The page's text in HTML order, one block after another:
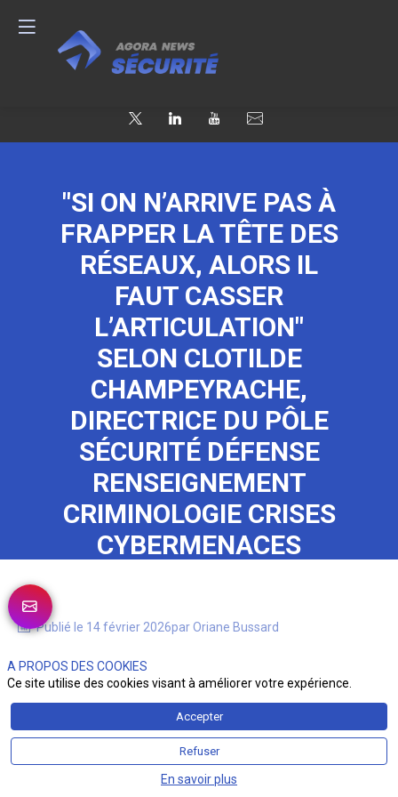
"SI ON N’ARRIVE PAS À
FRAPPER LA TÊTE DES
RÉSEAUX, ALORS IL
FAUT CASSER
L’ARTICULATION"
SELON CLOTILDE
CHAMPEYRACHE,
DIRECTRICE DU PÔLE
SÉCURITÉ DÉFENSE
RENSEIGNEMENT
CRIMINOLOGIE CRISES
CYBERMENACES
Publié le 14 février 2026parOriane Bussard
A PROPOS DES COOKIES
Ce site utilise des cookies visant à améliorer votre expérience.
Accepter
Refuser
En savoir plus